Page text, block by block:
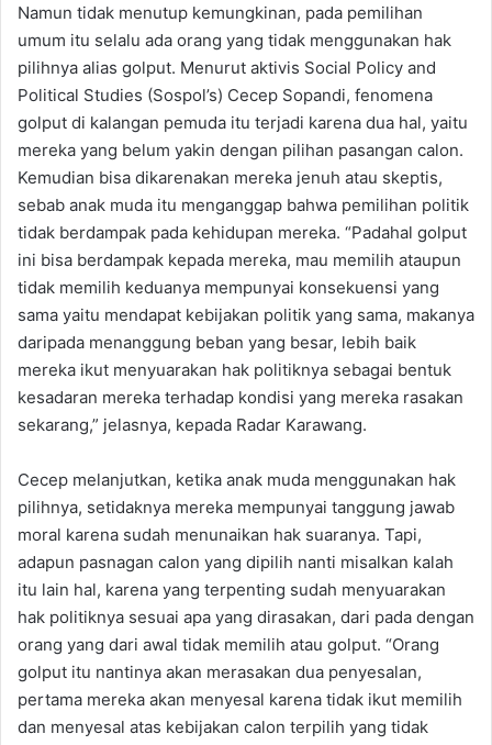
Namun tidak menutup kemungkinan, pada pemilihan
umum itu selalu ada orang yang tidak menggunakan hak
pilihnya alias golput. Menurut aktivis Social Policy and
Political Studies (Sospol’s) Cecep Sopandi, fenomena
golput di kalangan pemuda itu terjadi karena dua hal, yaitu
mereka yang belum yakin dengan pilihan pasangan calon.
Kemudian bisa dikarenakan mereka jenuh atau skeptis,
sebab anak muda itu menganggap bahwa pemilihan politik
tidak berdampak pada kehidupan mereka. “Padahal golput
ini bisa berdampak kepada mereka, mau memilih ataupun
tidak memilih keduanya mempunyai konsekuensi yang
sama yaitu mendapat kebijakan politik yang sama, makanya
daripada menanggung beban yang besar, lebih baik
mereka ikut menyuarakan hak politiknya sebagai bentuk
kesadaran mereka terhadap kondisi yang mereka rasakan
sekarang,” jelasnya, kepada Radar Karawang.
Cecep melanjutkan, ketika anak muda menggunakan hak
pilihnya, setidaknya mereka mempunyai tanggung jawab
moral karena sudah menunaikan hak suaranya. Tapi,
adapun pasnagan calon yang dipilih nanti misalkan kalah
itu lain hal, karena yang terpenting sudah menyuarakan
hak politiknya sesuai apa yang dirasakan, dari pada dengan
orang yang dari awal tidak memilih atau golput. “Orang
golput itu nantinya akan merasakan dua penyesalan,
pertama mereka akan menyesal karena tidak ikut memilih
dan menyesal atas kebijakan calon terpilih yang tidak